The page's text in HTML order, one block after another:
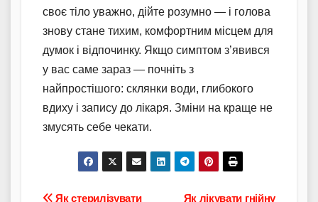
своє тіло уважно, дійте розумно — і голова
знову стане тихим, комфортним місцем для
думок і відпочинку. Якщо симптом з’явився
у вас саме зараз — почніть з
найпростішого: склянки води, глибокого
вдиху і запису до лікаря. Зміни на краще не
змусять себе чекати.
Як лікувати гнійну
Як стерилізувати